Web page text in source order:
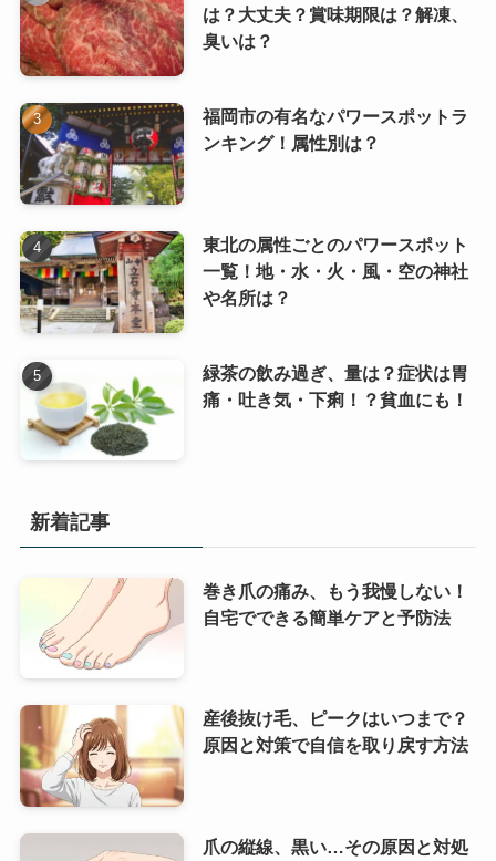
は？大丈夫？賞味期限は？解凍、
臭いは？
福岡市の有名なパワースポットラ
ンキング！属性別は？
東北の属性ごとのパワースポット
一覧！地・水・火・風・空の神社
や名所は？
緑茶の飲み過ぎ、量は？症状は胃
痛・吐き気・下痢！？貧血にも！
新着記事
巻き爪の痛み、もう我慢しない！
自宅でできる簡単ケアと予防法
産後抜け毛、ピークはいつまで？
原因と対策で自信を取り戻す方法
爪の縦線、黒い…その原因と対処